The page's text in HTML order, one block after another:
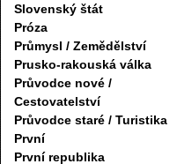
Slovenský štát
Próza
Průmysl / Zemědělství
Prusko-rakouská válka
Průvodce nové /
Cestovatelství
Průvodce staré / Turistika
První
První republika